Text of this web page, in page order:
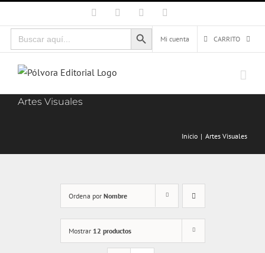
al
contenido
Facebook Instagram
Buscar:
Botón de búsqueda
Mi cuenta
CARRITO
Artes Visuales
Inicio Artes Visuales
Ordena por Nombre
Mostrar 12 productos